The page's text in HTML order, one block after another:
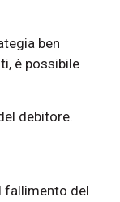
ben
è possibile
debitore.
fallimento del